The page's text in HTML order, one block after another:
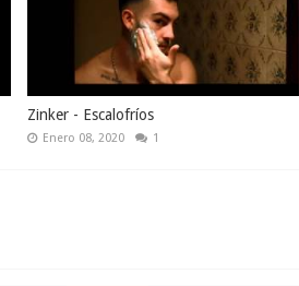
Zinker - Escalofríos
Enero 08, 2020 1